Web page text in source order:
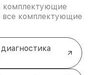
комплектующие
все комплектующие